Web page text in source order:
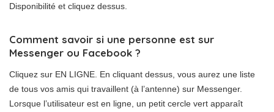
Disponibilité et cliquez dessus.
Comment savoir si une personne est sur
Messenger ou Facebook ?
Cliquez sur EN LIGNE. En cliquant dessus, vous aurez une liste
de tous vos amis qui travaillent (à l’antenne) sur Messenger.
Lorsque l’utilisateur est en ligne, un petit cercle vert apparaît